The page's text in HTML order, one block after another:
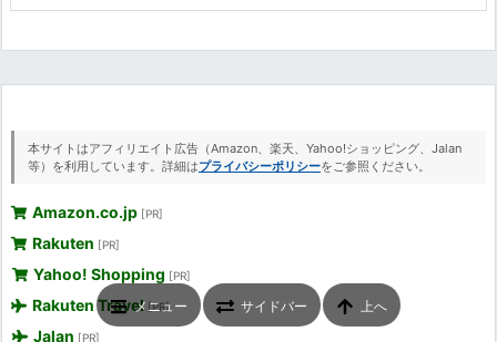
本サイトはアフィリエイト広告（Amazon、楽天、Yahoo!ショッピング、Jalan
等）を利用しています。詳細はプライバシーポリシーをご参照ください。
Amazon.co.jp [PR]
Rakuten [PR]
Yahoo! Shopping [PR]
Rakuten Travel [PR]
Jalan [PR]
メニュー サイドバー 上へ